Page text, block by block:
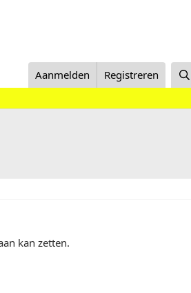
Aanmelden Registreren
kan zetten.